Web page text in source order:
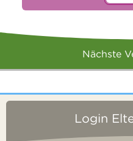
Nächste
Login